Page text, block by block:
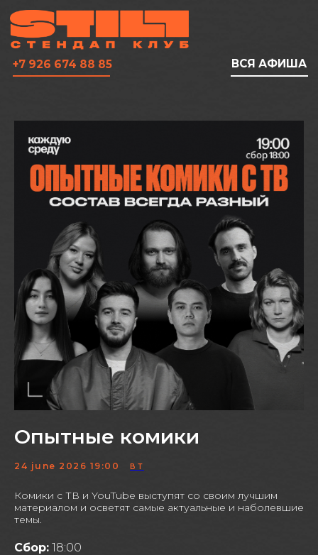
+7 926 674 88 85 ВСЯ АФИША
Опытные комики
24 june 2026 19:00 ВТ
Комики с ТВ и YouTube выступят со своим лучшим
материалом и осветят самые актуальные и наболевшие
темы.
Сбор: 18:00